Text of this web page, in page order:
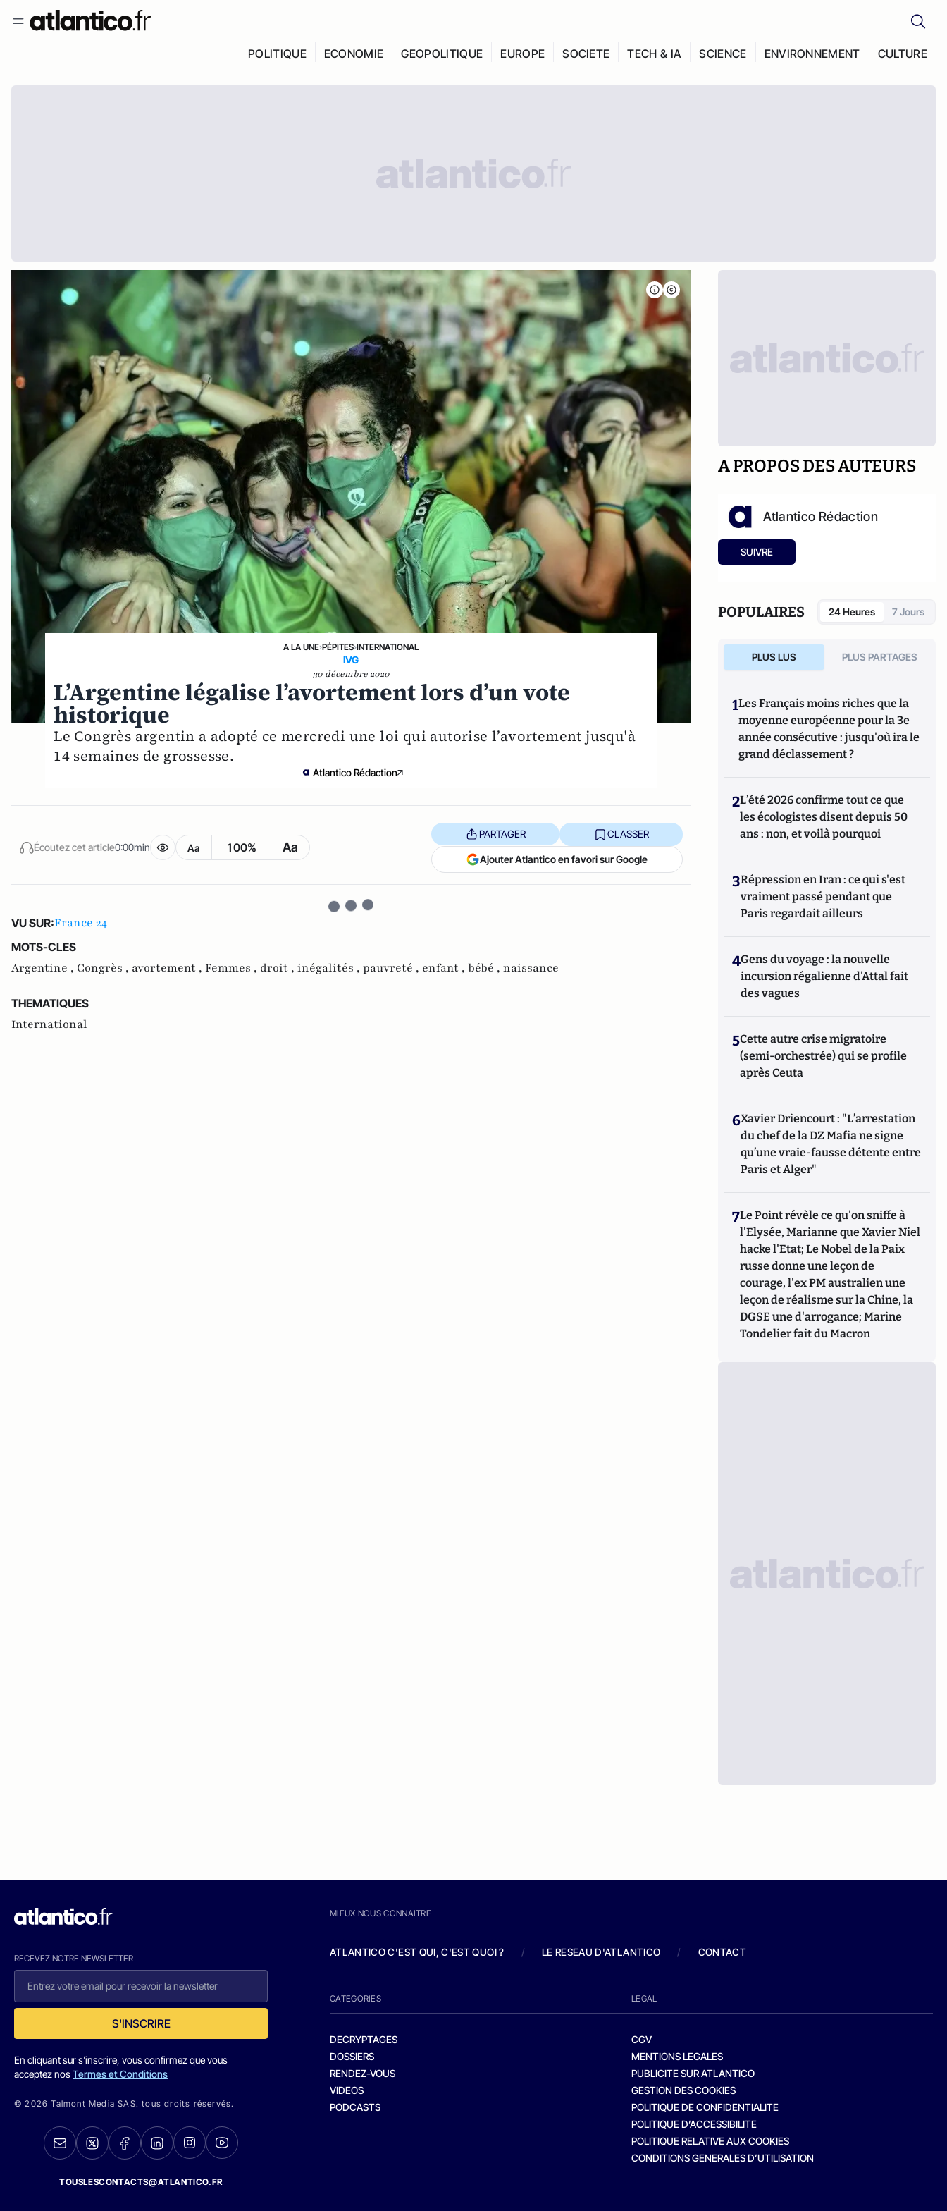
POLITIQUE ECONOMIE GEOPOLITIQUE EUROPE SOCIETE TECH & IA SCIENCE ENVIRONNEMENT CULTURE
A LA UNE›PÉPITES›INTERNATIONAL
IVG
30 décembre 2020
L’Argentine légalise l’avortement lors d’un vote
historique
Le Congrès argentin a adopté ce mercredi une loi qui autorise l’avortement jusqu'à
14 semaines de grossesse.
Atlantico Rédaction
Écoutez cet article0:00min Aa 100% Aa
PARTAGER CLASSER
Ajouter Atlantico en favori sur Google
VU SUR:France 24
MOTS-CLES
Argentine , Congrès , avortement , Femmes , droit , inégalités , pauvreté , enfant , bébé , naissance
THEMATIQUES
International
A PROPOS DES AUTEURS
Atlantico Rédaction
SUIVRE
POPULAIRES 24 Heures 7 Jours
PLUS LUS PLUS PARTAGES
1Les Français moins riches que la
moyenne européenne pour la 3e
année consécutive : jusqu'où ira le
grand déclassement ?
2L’été 2026 confirme tout ce que
les écologistes disent depuis 50
ans : non, et voilà pourquoi
3Répression en Iran : ce qui s'est
vraiment passé pendant que
Paris regardait ailleurs
4Gens du voyage : la nouvelle
incursion régalienne d'Attal fait
des vagues
5Cette autre crise migratoire
(semi-orchestrée) qui se profile
après Ceuta
6Xavier Driencourt : "L’arrestation
du chef de la DZ Mafia ne signe
qu’une vraie-fausse détente entre
Paris et Alger"
7Le Point révèle ce qu'on sniffe à
l'Elysée, Marianne que Xavier Niel
hacke l'Etat; Le Nobel de la Paix
russe donne une leçon de
courage, l'ex PM australien une
leçon de réalisme sur la Chine, la
DGSE une d'arrogance; Marine
Tondelier fait du Macron
RECEVEZ NOTRE NEWSLETTER
S'INSCRIRE
En cliquant sur s'inscrire, vous confirmez que vous
acceptez nosTermes et Conditions
© 2026 Talmont Media SAS. tous droits réservés.
TOUSLESCONTACTS@ATLANTICO.FR
MIEUX NOUS CONNAITRE
ATLANTICO C'EST QUI, C'EST QUOI ? / LE RESEAU D'ATLANTICO / CONTACT
CATEGORIES
DECRYPTAGES
DOSSIERS
RENDEZ-VOUS
VIDEOS
PODCASTS
LEGAL
CGV
MENTIONS LEGALES
PUBLICITE SUR ATLANTICO
GESTION DES COOKIES
POLITIQUE DE CONFIDENTIALITE
POLITIQUE D’ACCESSIBILITE
POLITIQUE RELATIVE AUX COOKIES
CONDITIONS GENERALES D’UTILISATION